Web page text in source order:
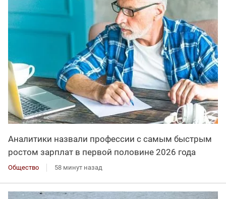
Аналитики назвали профессии с самым быстрым
ростом зарплат в первой половине 2026 года
Общество 58 минут назад